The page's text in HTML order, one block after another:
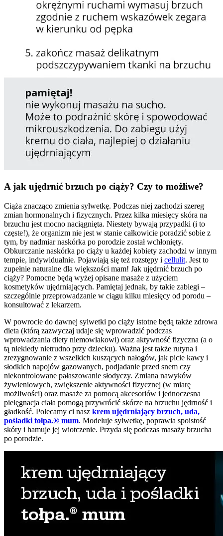
A jak ujędrnić brzuch po ciąży? Czy to możliwe?
Ciąża znacząco zmienia sylwetkę. Podczas niej zachodzi szereg
zmian hormonalnych i fizycznych. Przez kilka miesięcy skóra na
brzuchu jest mocno naciągnięta. Niestety bywają przypadki (i to
częste!), że organizm nie jest w stanie całkowicie poradzić sobie z
tym, by nadmiar naskórka po porodzie został wchłonięty.
Obkurczanie naskórka po ciąży u każdej kobiety zachodzi w innym
tempie, indywidualnie. Pojawiają się też rozstępy i cellulit. Jest to
zupełnie naturalne dla większości mam! Jak ujędrnić brzuch po
ciąży? Pomocne będą wyżej opisane masaże z użyciem
kosmetyków ujędrniających. Pamiętaj jednak, by takie zabiegi –
szczególnie przeprowadzanie w ciągu kilku miesięcy od porodu –
konsultować z lekarzem.
W powrocie do dawnej sylwetki po ciąży istotne będą także zdrowa
dieta (którą zazwyczaj udaje się wprowadzić podczas
wprowadzania diety niemowlakowi) oraz aktywność fizyczna (a o
tą niekiedy nietrudno przy dziecku). Ważna jest także rutyna i
zrezygnowanie z wszelkich kuszących nałogów, jak picie kawy i
słodkich napojów gazowanych, podjadanie przed snem czy
niekontrolowane pałaszowanie słodyczy. Zmiana nawyków
żywieniowych, zwiększenie aktywności fizycznej (w miarę
możliwości) oraz masaże za pomocą akcesoriów i jednoczesna
pielęgnacja ciała pomogą przywrócić skórze na brzuchu jędrność i
gładkość. Polecamy ci nasz krem ujędrniający brzuch, uda,
pośladki tołpa.® mum. Modeluje sylwetkę, poprawia spoistość
skóry i hamuje jej wiotczenie. Przyda się podczas masaży brzucha
po porodzie.